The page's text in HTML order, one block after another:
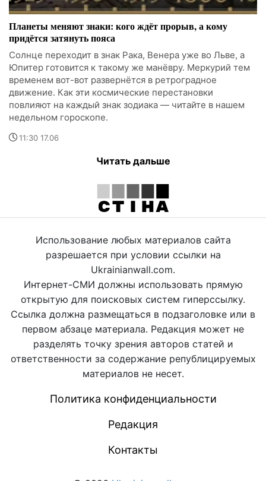
Планеты меняют знаки: кого ждёт прорыв, а кому
придётся затянуть пояса
Солнце переходит в знак Рака, Венера уже во Льве, а
Юпитер готовится к такому же манёвру. Меркурий тем
временем вот-вот развернётся в ретроградное
движение. Как эти космические перестановки
повлияют на каждый знак зодиака — читайте в нашем
недельном гороскопе.
11:30 17.06
Читать дальше
Использование любых материалов сайта
разрешается при условии ссылки на
Ukrainianwall.com.
Интернет-СМИ должны использовать прямую
открытую для поисковых систем гиперссылку.
Ссылка должна размещаться в подзаголовке или в
первом абзаце материала. Редакция может не
разделять точку зрения авторов статей и
ответственности за содержание републицируемых
материалов не несет.
Политика конфиденциальности
Редакция
Контакты